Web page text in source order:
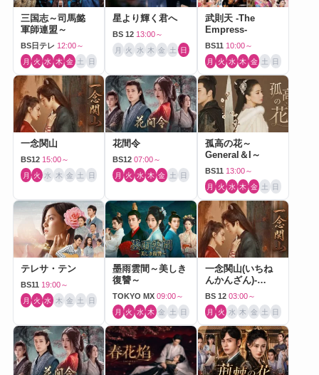
三国志～司馬懿
軍師連盟～
BS日テレ 12:00～
月 火 水 木 金 土 日
星より輝く君へ
BS 12 13:00～
月 火 水 木 金 土 日
武則天 -The
Empress-
BS11 10:00～
月 火 水 木 金 土 日
一念関山
BS12 15:00～
月 火 水 木 金 土 日
花間令
BS12 07:00～
月 火 水 木 金 土 日
孤高の花～
General＆I～
BS11 13:00～
月 火 水 木 金 土 日
テレサ・テン
BS11 19:00～
月 火 水 木 金 土 日
墨雨雲間～美しき
復讐～
TOKYO MX 09:00～
月 火 水 木 金 土 日
一念関山(いちね
んかんざん)-
Journey to Love-
BS 12 03:00～
月 火 水 木 金 土 日